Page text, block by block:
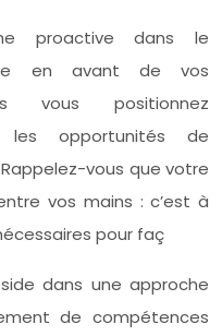
proactive dans le
en avant de vos
vous positionnez
les opportunités de
vous que votre
vos mains : c’est à
pour faç
dans une approche
de compétences